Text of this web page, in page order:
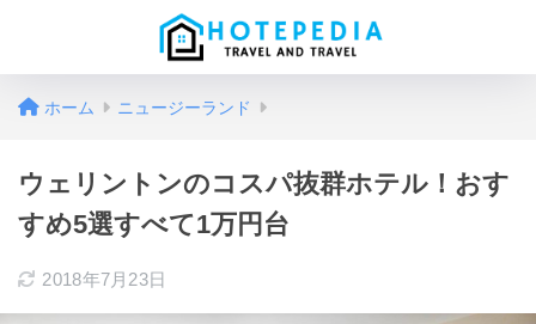
ホーム ニュージーランド
ウェリントンのコスパ抜群ホテル！おす
すめ5選すべて1万円台
2018年7月23日